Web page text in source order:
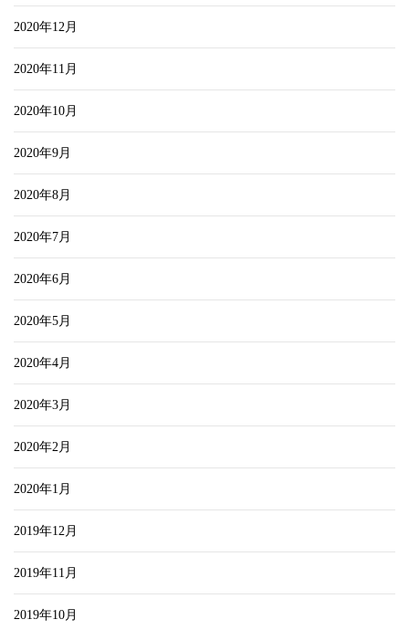
2020年12月
2020年11月
2020年10月
2020年9月
2020年8月
2020年7月
2020年6月
2020年5月
2020年4月
2020年3月
2020年2月
2020年1月
2019年12月
2019年11月
2019年10月